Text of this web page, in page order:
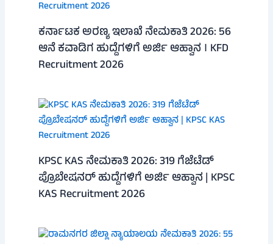
ಕರ್ನಾಟಕ ಅರಣ್ಯ ಇಲಾಖೆ ನೇಮಕಾತಿ 2026: 56
ಆನೆ ಕವಾಡಿಗ ಹುದ್ದೆಗಳಿಗೆ ಅರ್ಜಿ ಆಹ್ವಾನ । KFD
Recruitment 2026
KPSC KAS ನೇಮಕಾತಿ 2026: 319 ಗೆಜೆಟೆಡ್
ಪ್ರೊಬೇಷನರ್ ಹುದ್ದೆಗಳಿಗೆ ಅರ್ಜಿ ಆಹ್ವಾನ | KPSC
KAS Recruitment 2026